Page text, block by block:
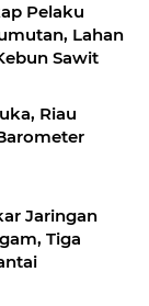
Pelaku
Lahan
Sawit
Riau
Jaringan
Tiga